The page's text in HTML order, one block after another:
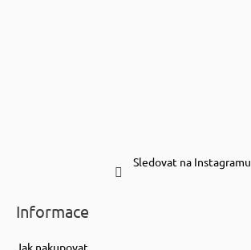
Sledovat na Instagramu
Informace
Jak nakupovat